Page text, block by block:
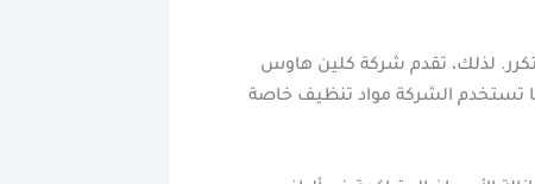
لذلك، تقدم شركة كلين هاوس
تستخدم الشركة مواد تنظيف خاصة